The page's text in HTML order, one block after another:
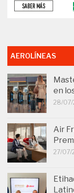
AEROLÍNEAS
en
28/
Air
27/07/